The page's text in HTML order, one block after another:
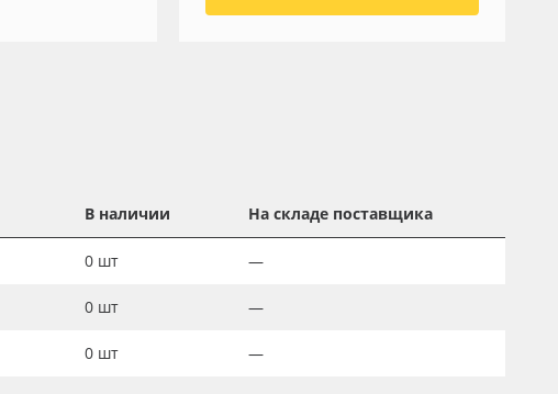
В наличии На складе поставщика
0 шт —
0 шт —
0 шт —